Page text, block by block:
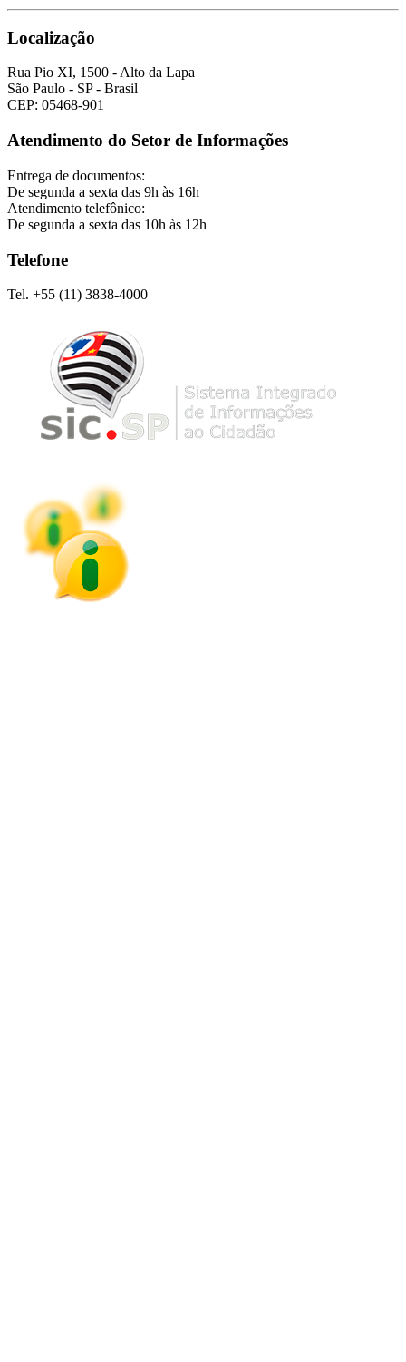
Localização
Rua Pio XI, 1500 - Alto da Lapa
São Paulo - SP - Brasil
CEP: 05468-901
Atendimento do Setor de Informações
Entrega de documentos:
De segunda a sexta das 9h às 16h
Atendimento telefônico:
De segunda a sexta das 10h às 12h
Telefone
Tel. +55 (11) 3838-4000